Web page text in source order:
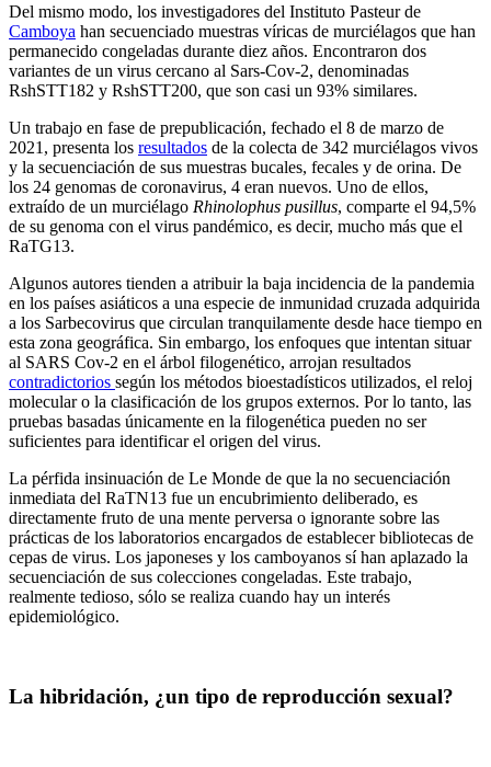
Del mismo modo, los investigadores del Instituto Pasteur de
Camboya han secuenciado muestras víricas de murciélagos que han
permanecido congeladas durante diez años. Encontraron dos
variantes de un virus cercano al Sars-Cov-2, denominadas
RshSTT182 y RshSTT200, que son casi un 93% similares.
Un trabajo en fase de prepublicación, fechado el 8 de marzo de
2021, presenta los resultados de la colecta de 342 murciélagos vivos
y la secuenciación de sus muestras bucales, fecales y de orina. De
los 24 genomas de coronavirus, 4 eran nuevos. Uno de ellos,
extraído de un murciélago Rhinolophus pusillus, comparte el 94,5%
de su genoma con el virus pandémico, es decir, mucho más que el
RaTG13.
Algunos autores tienden a atribuir la baja incidencia de la pandemia
en los países asiáticos a una especie de inmunidad cruzada adquirida
a los Sarbecovirus que circulan tranquilamente desde hace tiempo en
esta zona geográfica. Sin embargo, los enfoques que intentan situar
al SARS Cov-2 en el árbol filogenético, arrojan resultados
contradictorios según los métodos bioestadísticos utilizados, el reloj
molecular o la clasificación de los grupos externos. Por lo tanto, las
pruebas basadas únicamente en la filogenética pueden no ser
suficientes para identificar el origen del virus.
La pérfida insinuación de Le Monde de que la no secuenciación
inmediata del RaTN13 fue un encubrimiento deliberado, es
directamente fruto de una mente perversa o ignorante sobre las
prácticas de los laboratorios encargados de establecer bibliotecas de
cepas de virus. Los japoneses y los camboyanos sí han aplazado la
secuenciación de sus colecciones congeladas. Este trabajo,
realmente tedioso, sólo se realiza cuando hay un interés
epidemiológico.
La hibridación, ¿un tipo de reproducción sexual?